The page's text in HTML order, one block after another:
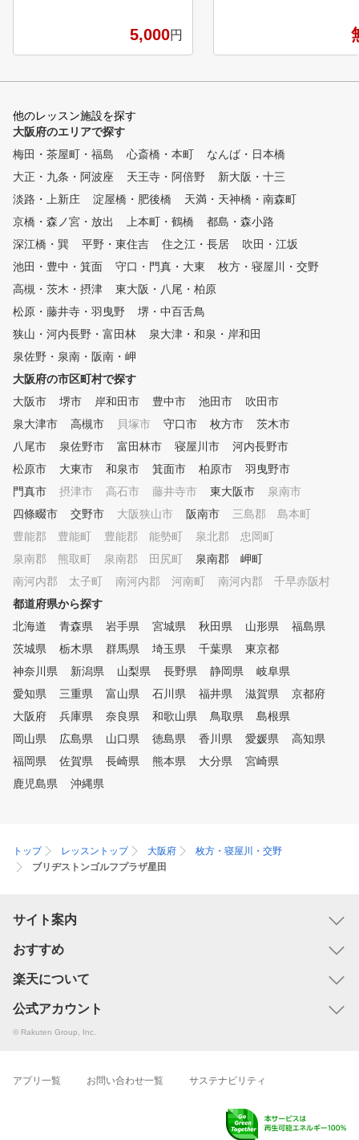
5,000円
他のレッスン施設を探す
大阪府のエリアで探す
梅田・茶屋町・福島
心斎橋・本町
なんば・日本橋
大正・九条・阿波座
天王寺・阿倍野
新大阪・十三
淡路・上新庄
淀屋橋・肥後橋
天満・天神橋・南森町
京橋・森ノ宮・放出
上本町・鶴橋
都島・森小路
深江橋・巽
平野・東住吉 住之江・長居
吹田・江坂
池田・豊中・箕面
守口・門真・大東
枚方・寝屋川・交野
高槻・茨木・摂津
東大阪・八尾・柏原
松原・藤井寺・羽曳野
堺・中百舌鳥
狭山・河内長野・富田林
泉大津・和泉・岸和田
泉佐野・泉南・阪南・岬
大阪府の市区町村で探す
大阪市
堺市 岸和田市 豊中市 池田市
吹田市
泉大津市
高槻市 貝塚市 守口市 枚方市
茨木市
八尾市
泉佐野市 富田林市 寝屋川市
河内長野市
松原市
大東市 和泉市 箕面市 柏原市
羽曳野市
門真市
摂津市 高石市 藤井寺市 東大阪市
泉南市
四條畷市
交野市 大阪狭山市 阪南市
三島郡 島本町
豊能郡 豊能町
豊能郡 能勢町
泉北郡 忠岡町
泉南郡 熊取町
泉南郡 田尻町
泉南郡 岬町
南河内郡 太子町
南河内郡 河南町
南河内郡 千早赤阪村
都道府県から探す
北海道
青森県 岩手県 宮城県 秋田県 山形県
福島県
茨城県
栃木県 群馬県 埼玉県 千葉県
東京都
神奈川県
新潟県 山梨県 長野県 静岡県
岐阜県
愛知県
三重県 富山県 石川県 福井県 滋賀県
京都府
大阪府
兵庫県 奈良県 和歌山県 鳥取県
島根県
岡山県
広島県 山口県 徳島県 香川県 愛媛県
高知県
福岡県
佐賀県 長崎県 熊本県 大分県
宮崎県
鹿児島県
沖縄県
トップ レッスントップ 大阪府
枚方・寝屋川・交野
ブリヂストンゴルフプラザ星田
サイト案内
おすすめ
楽天について
公式アカウント
© Rakuten Group, Inc.
アプリ一覧 お問い合わせ一覧 サステナビリティ